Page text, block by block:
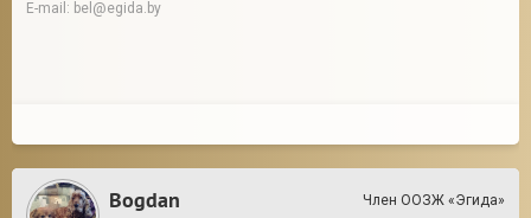
E-mail: bel@egida.by
Bogdan
Член ООЗЖ «Эгида»